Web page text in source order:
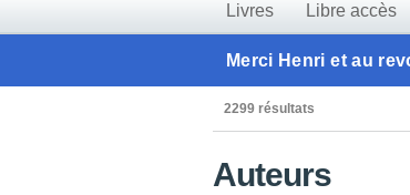
Livres Libre accès
Merci Henri et au
2299 résultats
Auteurs